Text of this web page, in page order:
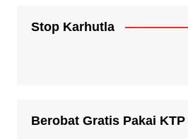
Stop Karhutla
Berobat Gratis Pakai KTP